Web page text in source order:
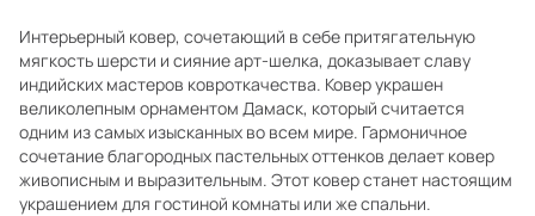
Интерьерный ковер, сочетающий в себе притягательную
мягкость шерсти и сияние арт-шелка, доказывает славу
индийских мастеров ковроткачества. Ковер украшен
великолепным орнаментом Дамаск, который считается
одним из самых изысканных во всем мире. Гармоничное
сочетание благородных пастельных оттенков делает ковер
живописным и выразительным. Этот ковер станет настоящим
украшением для гостиной комнаты или же спальни.